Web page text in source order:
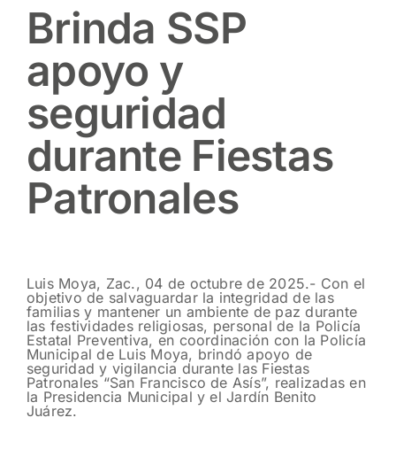
Brinda SSP
apoyo y
seguridad
durante Fiestas
Patronales
Luis Moya, Zac., 04 de octubre de 2025.- Con el
objetivo de salvaguardar la integridad de las
familias y mantener un ambiente de paz durante
las festividades religiosas, personal de la Policía
Estatal Preventiva, en coordinación con la Policía
Municipal de Luis Moya, brindó apoyo de
seguridad y vigilancia durante las Fiestas
Patronales “San Francisco de Asís”, realizadas en
la Presidencia Municipal y el Jardín Benito
Juárez.